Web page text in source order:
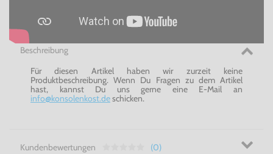
Beschreibung
Für diesen Artikel haben wir zurzeit keine
Produktbeschreibung. Wenn Du Fragen zu dem Artikel
hast, kannst Du uns gerne eine E-Mail an
info@konsolenkost.deschicken.
Kundenbewertungen (0)